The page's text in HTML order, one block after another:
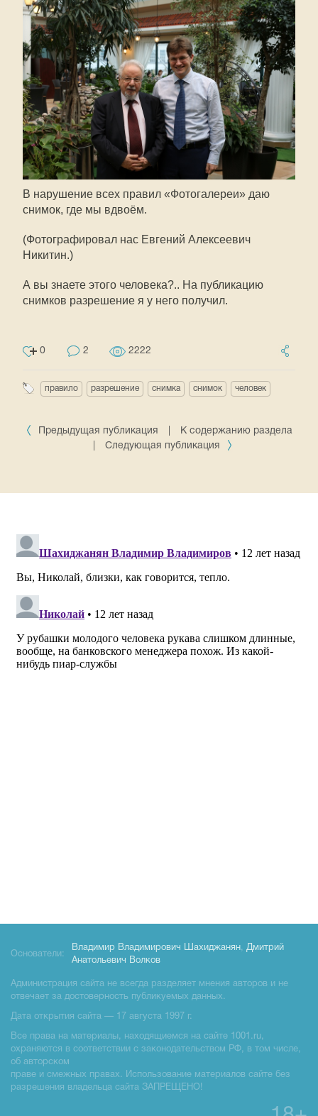
В нарушение всех правил «Фотогалереи» даю
снимок, где мы вдвоём.
(Фотографировал нас Евгений Алексеевич
Никитин.)
А вы знаете этого человека?.. На публикацию
снимков разрешение я у него получил.
0 2 2222
правило разрешение снимка снимок человек
Предыдущая публикация
К содержанию раздела
Следующая публикация
Основатели:
Владимир Владимирович Шахиджанян, Дмитрий
Анатольевич Волков
Администрация сайта не всегда разделяет мнения авторов и не
отвечает за достоверность публикуемых данных.
Дата открытия сайта — 17 августа 1997 г.
Все права на материалы, находящиемся на сайте 1001.ru,
охраняются в соответствии с законодательством РФ, в том числе,
об авторском
праве и смежных правах. Использование материалов сайте без
разрешения владельца сайта ЗАПРЕЩЕНО!